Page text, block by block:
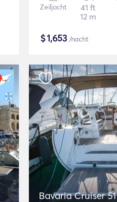
Zeiljacht
41 ft
12 m
$1,653 /nacht
Bavaria Cruiser 51